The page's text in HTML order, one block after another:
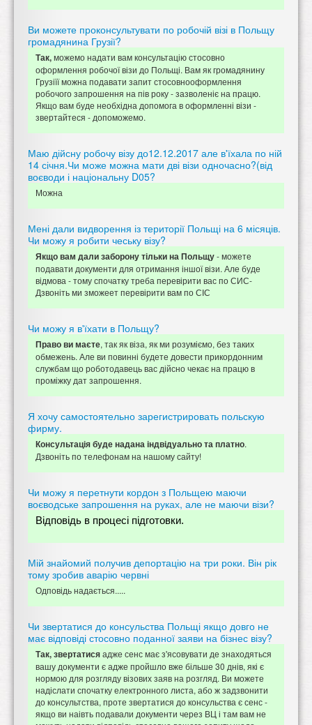
Ви можете проконсультувати по робочій візі в Польщу
громадянина Грузії?
Так,можемо надати вам консультацію стосовно
оформлення робочої візи до Польщі. Вам як громадянину
Грузіїї можна подавати запит стосовнооформлення
робочого запрошення на пів року - зазволеніє на працю.
Якщо вам буде необхідна допомога в оформленні візи -
звертайтеся - допоможемо.
Маю дійсну робочу візу до12.12.2017 але в'їхала по ній
14 січня.Чи може можна мати дві візи одночасно?(від
воєводи і національну D05?
Можна
Мені дали видворення із території Польщі на 6 місяців.
Чи можу я робити чеську візу?
Якщо вам дали заборону тільки на Польщу- можете
подавати документи для отримання іншої візи. Але буде
відмова - тому спочатку треба перевірити вас по СИС-
Дзвоніть ми зможеет перевірити вам по СІС
Чи можу я в'їхати в Польщу?
Право ви маєте, так як віза, як ми розуміємо, без таких
обмежень. Але ви повинні будете довести прикордонним
службам що роботодавець вас дійсно чекає на працю в
проміжку дат запрошення.
Я хочу самостоятельно зарегистрировать польскую
фирму.
Консультація буде надана індвідуально та платно.
Дзвоніть по телефонам на нашому сайту!
Чи можу я перетнути кордон з Польщею маючи
воєводське запрошення на руках, але не маючи візи?
Відповідь в процесі підготовки.
Мій знайомий получив депортацію на три роки. Він рік
тому зробив аварію червні
Одповідь надається.....
Чи звертатися до консульства Польщі якщо довго не
має відповіді стосовно поданної заяви на бізнес візу?
Так, звертатисяадже сенс має з'ясовувати де знаходяться
вашу документи є адже пройшло вже більше 30 днів, які є
нормою для розгляду візових заяв на розгляд. Ви можете
надіслати спочатку електронного листа, або ж задзвонити
до консультства, проте звертатися до консульства є сенс -
якщо ви наівть подавали документи через ВЦ і там вам не